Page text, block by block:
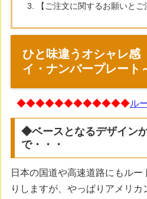
【ご注文に関するお願いとご
ひと味違うオシャレ
イ・ナンバープレート
◆◆◆◆◆◆◆◆◆◆◆◆ル
◆ベースとなるデザイン
で・・・
日本の国道や高速道路にもルー
りしますが、やっぱりアメリ